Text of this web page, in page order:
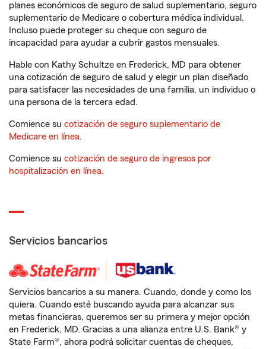
planes económicos de seguro de salud suplementario, seguro
suplementario de Medicare o cobertura médica individual.
Incluso puede proteger su cheque con seguro de
incapacidad para ayudar a cubrir gastos mensuales.
Hable con Kathy Schultze en Frederick, MD para obtener
una cotización de seguro de salud y elegir un plan diseñado
para satisfacer las necesidades de una familia, un individuo o
una persona de la tercera edad.
Comience su cotización de seguro suplementario de
Medicare en línea.
Comience su cotización de seguro de ingresos por
hospitalización en línea.
Servicios bancarios
Servicios bancarios a su manera. Cuando, donde y como los
quiera. Cuando esté buscando ayuda para alcanzar sus
metas financieras, queremos ser su primera y mejor opción
en Frederick, MD. Gracias a una alianza entre U.S. Bank® y
State Farm®, ahora podrá solicitar cuentas de cheques,